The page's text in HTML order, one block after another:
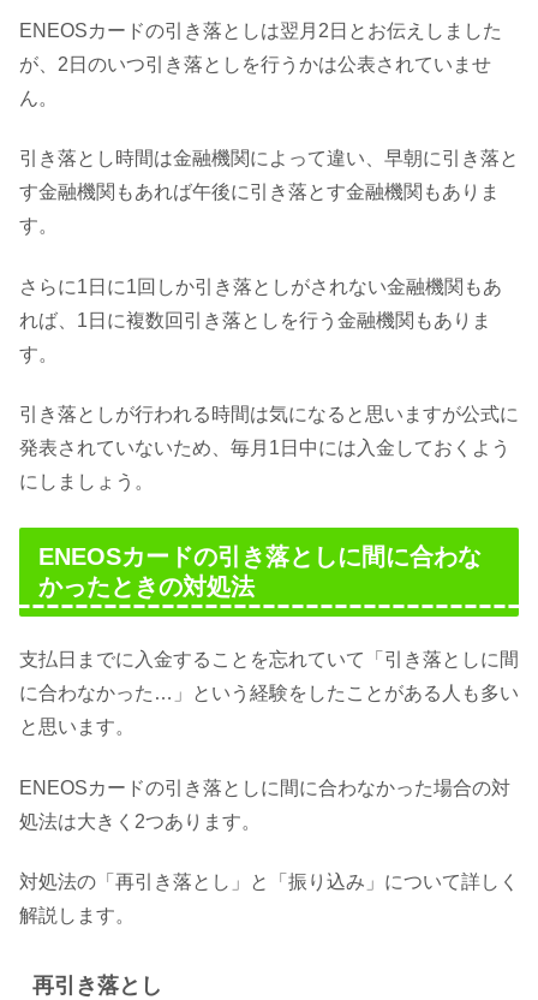
ENEOSカードの引き落としは翌月2日とお伝えしました
が、2日のいつ引き落としを行うかは公表されていませ
ん。
引き落とし時間は金融機関によって違い、早朝に引き落と
す金融機関もあれば午後に引き落とす金融機関もありま
す。
さらに1日に1回しか引き落としがされない金融機関もあ
れば、1日に複数回引き落としを行う金融機関もありま
す。
引き落としが行われる時間は気になると思いますが公式に
発表されていないため、毎月1日中には入金しておくよう
にしましょう。
ENEOSカードの引き落としに間に合わな
かったときの対処法
支払日までに入金することを忘れていて「引き落としに間
に合わなかった…」という経験をしたことがある人も多い
と思います。
ENEOSカードの引き落としに間に合わなかった場合の対
処法は大きく2つあります。
対処法の「再引き落とし」と「振り込み」について詳しく
解説します。
再引き落とし